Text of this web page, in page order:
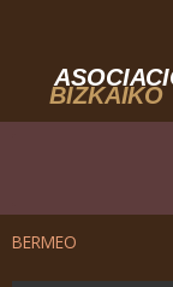
contenido
BERMEO